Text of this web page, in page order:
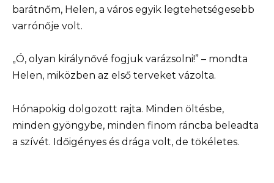
barátnőm, Helen, a város egyik legtehetségesebb
varrónője volt.
„Ó, olyan királynővé fogjuk varázsolni!” – mondta
Helen, miközben az első terveket vázolta.
Hónapokig dolgozott rajta. Minden öltésbe,
minden gyöngybe, minden finom ráncba beleadta
a szívét. Időigényes és drága volt, de tökéletes.